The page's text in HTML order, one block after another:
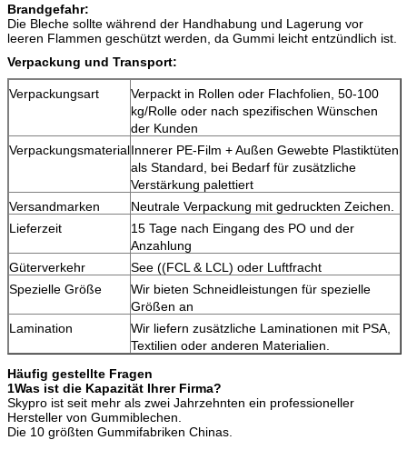
Brandgefahr:
Die Bleche sollte während der Handhabung und Lagerung vor
leeren Flammen geschützt werden, da Gummi leicht entzündlich ist.
Verpackung und Transport:
Verpackungsart
Verpackt in Rollen oder Flachfolien, 50-100
kg/Rolle oder nach spezifischen Wünschen
der Kunden
VerpackungsmaterialInnerer PE-Film + Außen Gewebte Plastiktüten
als Standard, bei Bedarf für zusätzliche
Verstärkung palettiert
Versandmarken
Neutrale Verpackung mit gedruckten Zeichen.
Lieferzeit
15 Tage nach Eingang des PO und der
Anzahlung
Güterverkehr
See ((FCL & LCL) oder Luftfracht
Spezielle Größe
Wir bieten Schneidleistungen für spezielle
Größen an
Lamination
Wir liefern zusätzliche Laminationen mit PSA,
Textilien oder anderen Materialien.
Häufig gestellte Fragen
1Was ist die Kapazität Ihrer Firma?
Skypro ist seit mehr als zwei Jahrzehnten ein professioneller
Hersteller von Gummiblechen.
Die 10 größten Gummifabriken Chinas.